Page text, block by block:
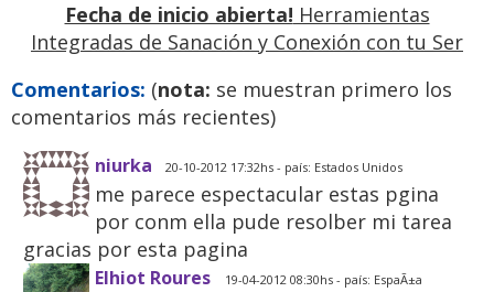
Fecha de inicio abierta! Herramientas
Integradas de Sanación y Conexión con tu Ser
Previo
Siguiente
Comentarios: (nota: se muestran primero los
comentarios más recientes)
niurka 20-10-2012 17:32hs - país: Estados Unidos
me parece espectacular estas pgina
por conm ella pude resolber mi tarea
gracias por esta pagina
Elhiot Roures 19-04-2012 08:30hs - país: EspaÃ±a